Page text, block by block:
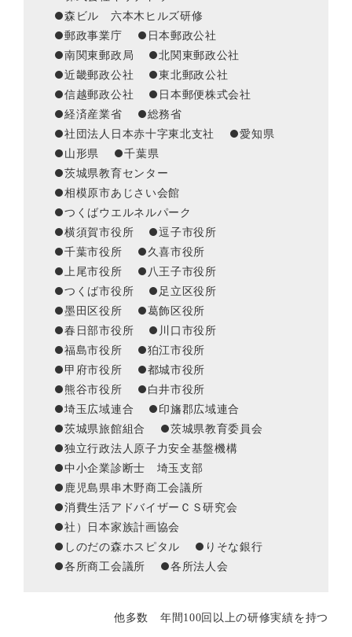
森ビル 六本木ヒルズ研修
郵政事業庁
日本郵政公社
南関東郵政局
北関東郵政公社
近畿郵政公社
東北郵政公社
信越郵政公社
日本郵便株式会社
経済産業省
総務省
社団法人日本赤十字東北支社
愛知県
山形県
千葉県
茨城県教育センター
相模原市あじさい会館
つくばウエルネルパーク
横須賀市役所
逗子市役所
千葉市役所
久喜市役所
上尾市役所
八王子市役所
つくば市役所
足立区役所
墨田区役所
葛飾区役所
春日部市役所
川口市役所
福島市役所
狛江市役所
甲府市役所
都城市役所
熊谷市役所
白井市役所
埼玉広域連合
印旛郡広域連合
茨城県旅館組合
茨城県教育委員会
独立行政法人原子力安全基盤機構
中小企業診断士 埼玉支部
鹿児島県串木野商工会議所
消費生活アドバイザーＣＳ研究会
社）日本家族計画協会
しのだの森ホスピタル
りそな銀行
各所商工会議所
各所法人会
他多数 年間100回以上の研修実績を持つ